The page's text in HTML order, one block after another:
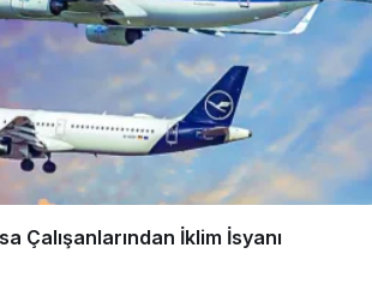
Çalışanlarından İklim İsyanı